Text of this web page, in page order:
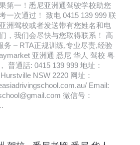
第一！悉尼亚洲通驾驶学校助您
一次通过！ 致电 0415 139 999 联
洲驾校或者发送带有您姓名和电
，我们会尽快与您取得联系！ 高
务 – RTA正规训练,专业尽责,经验
亚洲通 悉尼 华人 驾校 粤
普通話: 0415 139 999 地址：
NSW 2220 网址：
Email:
微信号：